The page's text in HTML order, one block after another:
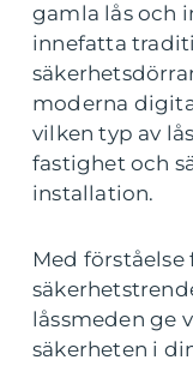
gamla lås och
innefatta
moderna
vilken typ av
fastighet och
installation.
Med förståelse
låssmeden ge
säkerheten i